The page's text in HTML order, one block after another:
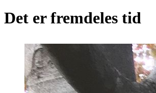
Det er fremdeles tid